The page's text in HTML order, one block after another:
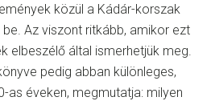
közül a Kádár-korszak
Az viszont ritkább, amikor ezt
elbeszélő által ismerhetjük meg.
pedig abban különleges,
as éveken, megmutatja: milyen